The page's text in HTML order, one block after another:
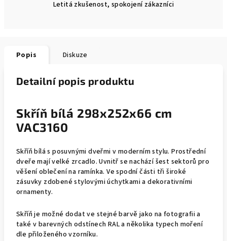
Letitá zkušenost, spokojení zákazníci
Popis Diskuze
Detailní popis produktu
Skříň bílá 298x252x66 cm
VAC3160
Skříň bílá s posuvnými dveřmi v moderním stylu. Prostřední
dveře mají velké zrcadlo. Uvnitř se nachází šest sektorů pro
věšení oblečení na ramínka. Ve spodní části tři široké
zásuvky zdobené stylovými úchytkami a dekorativními
ornamenty.
Skříň je možné dodat ve stejné barvě jako na fotografii a
také v barevných odstínech RAL a několika typech moření
dle přiloženého vzorníku.